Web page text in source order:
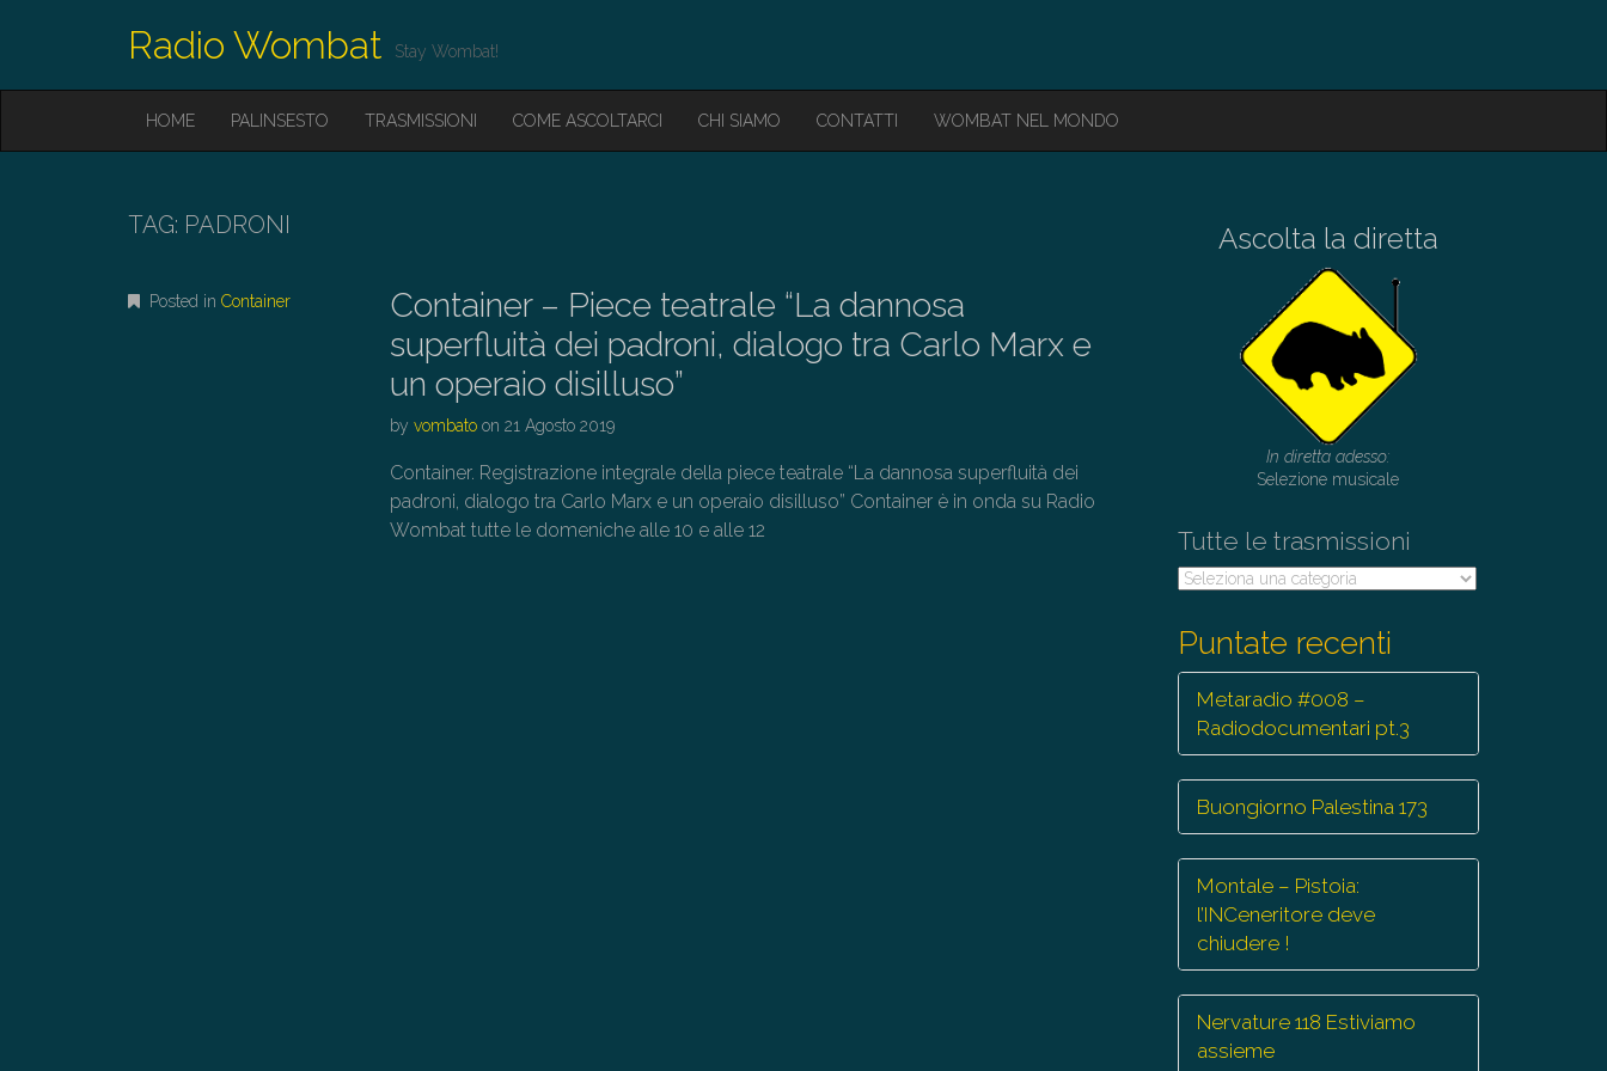
Radio Wombat Stay Wombat!
M
N
M
N
O
C
T
HOME PALINSESTO TRASMISSIONI COME ASCOLTARCI CHI SIAMO CONTATTI WOMBAT NEL MONDO
TAG: PADRONI
Posted in Container
Container – Piece teatrale “La dannosa
superfluità dei padroni, dialogo tra Carlo Marx e
un operaio disilluso”
byvombato on21 Agosto 2019
Container. Registrazione integrale della piece teatrale “La dannosa superfluità dei
padroni, dialogo tra Carlo Marx e un operaio disilluso” Container è in onda su Radio
Wombat tutte le domeniche alle 10 e alle 12
Ascolta la diretta
In diretta adesso:
Selezione musicale
Tutte le trasmissioni
Tutte
Puntate recenti
Metaradio #008 –
Radiodocumentari pt.3
Buongiorno Palestina 173
Montale – Pistoia:
l’INCeneritore deve
chiudere !
Nervature 118 Estiviamo
assieme